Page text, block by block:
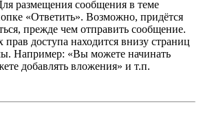
размещения сообщения в теме
«Ответить». Возможно, придётся
прежде чем отправить сообщение.
доступа находится внизу страниц
Например: «Вы можете начинать
добавлять вложения» и т.п.